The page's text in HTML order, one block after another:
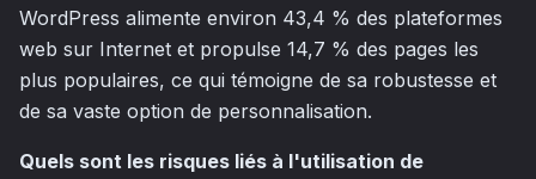
WordPress alimente environ 43,4 % des plateformes
web sur Internet et propulse 14,7 % des pages les
plus populaires, ce qui témoigne de sa robustesse et
de sa vaste option de personnalisation.
Quels sont les risques liés à l'utilisation de